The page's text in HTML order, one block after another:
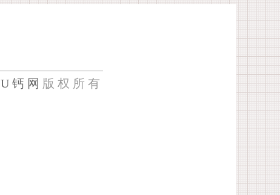
U钙网 版权所有